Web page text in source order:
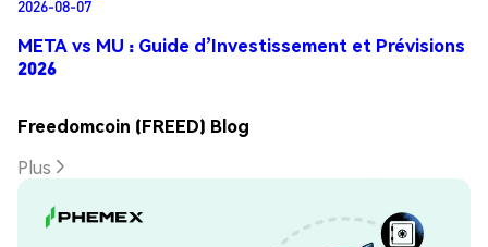
2026-08-07
META vs MU : Guide d’Investissement et Prévisions
2026
Freedomcoin (FREED) Blog
Plus